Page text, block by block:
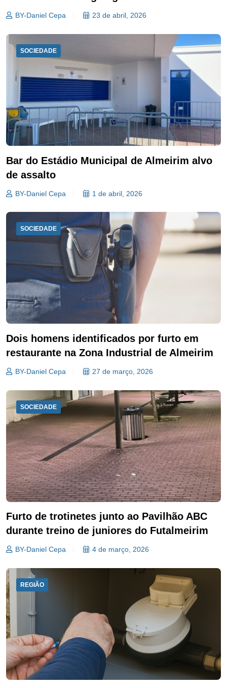
BY-Daniel Cepa 23 de abril, 2026
SOCIEDADE
Bar do Estádio Municipal de Almeirim alvo
de assalto
BY-Daniel Cepa 1 de abril, 2026
SOCIEDADE
Dois homens identificados por furto em
restaurante na Zona Industrial de Almeirim
BY-Daniel Cepa 27 de março, 2026
SOCIEDADE
Furto de trotinetes junto ao Pavilhão ABC
durante treino de juniores do Futalmeirim
BY-Daniel Cepa 4 de março, 2026
REGIÃO